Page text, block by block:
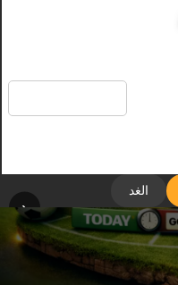
الغد
‹